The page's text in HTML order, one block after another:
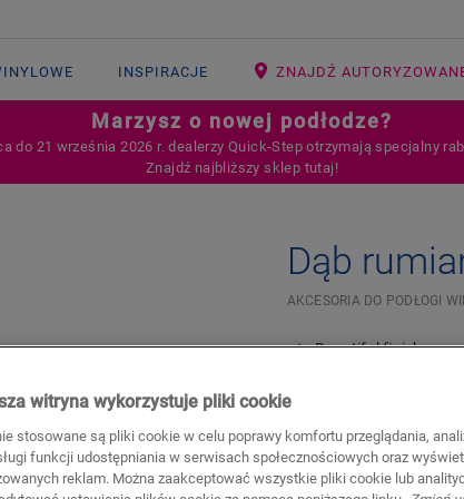
INSPIRACJE ZNAJDŹ
Marzysz o nowej podłodze?
do 21 września 2026 r. dealerzy Quick‑Step otrzymają specjalny
Znajdź najbliższy sklep tutaj!
Dąb
AKCESORIA DO PODŁOGI
Beautiful finish
17,80PLN/m
Sugerowana cena brutto
witryna wykorzystuje pliki cookie
stosowane są pliki cookie w celu poprawy komfortu przeglądania,
funkcji udostępniania w serwisach społecznościowych oraz
reklam. Można zaakceptować wszystkie pliki cookie lub